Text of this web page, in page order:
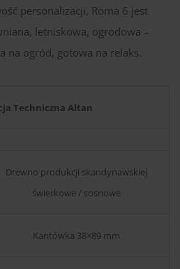
personalizacji, Roma 6 jest
letniskowa, ogrodowa –
na ogród, gotowa na relaks.
Techniczna Altan
Drewno produkcji skandynawskiej
świerkowe / sosnowe
Kantówka 38×89 mm